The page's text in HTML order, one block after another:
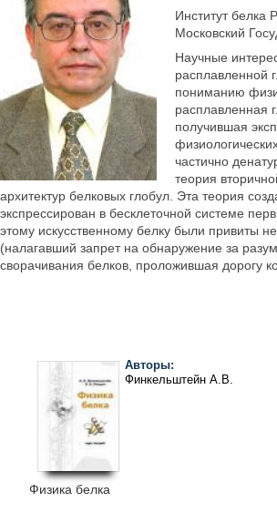
Институт
Московский
Научные
расплавленной
пониманию
расплавленная
получившая
частично
теория
архитектур белковых глобул. Эта теория
экспрессирован в бесклеточной системе
этому искусственному белку были привиты
(налагавший запрет на обнаружение за
сворачивания белков, проложившая дорогу
Физика белка
Авторы:
Финкельштейн А.В.